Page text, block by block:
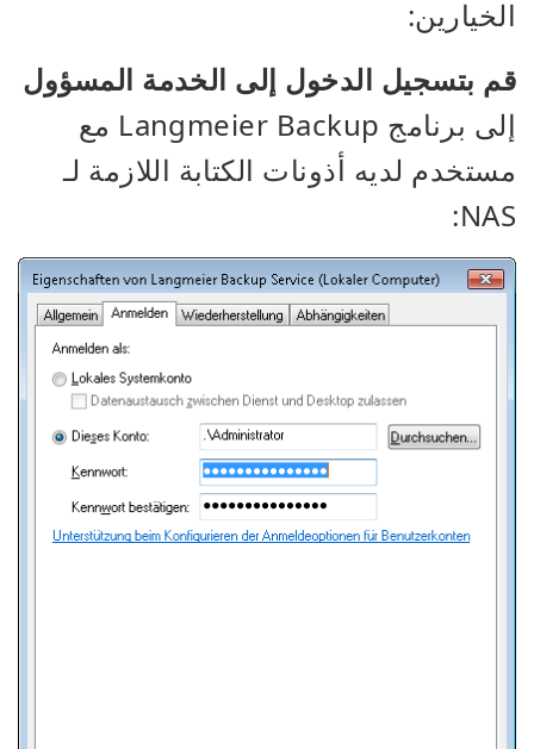
الخيارين:
قم بتسجيل الدخول إلى الخدمة المسؤول
إلى برنامج Langmeier Backup مع
مستخدم لديه أذونات الكتابة اللازمة لـ
NAS: